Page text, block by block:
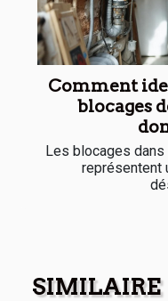
Comment
blocages
Les blocages
représentent
SIMILAIRE